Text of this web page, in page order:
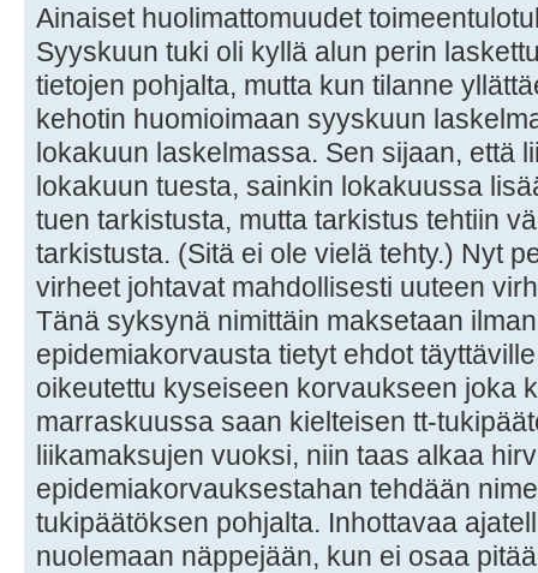
Ainaiset huolimattomuudet
Syyskuun tuki oli kyllä alun perin
tietojen pohjalta, mutta kun tilanne
kehotin huomioimaan syyskuun
lokakuun laskelmassa. Sen sijaan, että
lokakuun tuesta, sainkin lokakuussa
tuen tarkistusta, mutta tarkistus tehtiin
tarkistusta. (Sitä ei ole vielä tehty.) Nyt
virheet johtavat mahdollisesti uuteen
Tänä syksynä nimittäin maksetaan
epidemiakorvausta tietyt ehdot
oikeutettu kyseiseen korvaukseen joka
marraskuussa saan kielteisen tt-
liikamaksujen vuoksi, niin taas alkaa
epidemiakorvauksestahan tehdään
tukipäätöksen pohjalta. Inhottavaa
nuolemaan näppejään, kun ei osaa